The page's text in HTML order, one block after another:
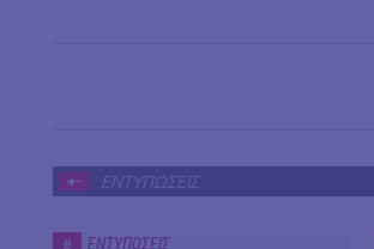
ΕΝΤΥΠΩΣΕΙΣ
ΕΝΤΥΠΩΣΕΙΣ